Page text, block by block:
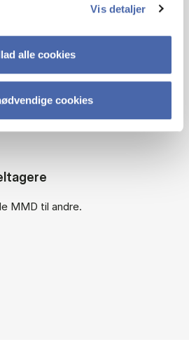
Vis detaljer
alle cookies
cookies
nye arbejdsopgaver som følge
MMD til andre.